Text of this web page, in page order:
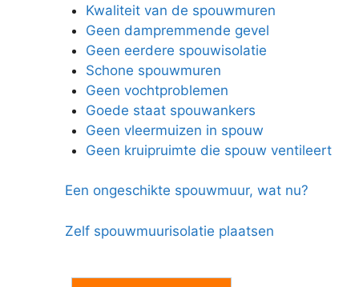
Kwaliteit van de spouwmuren
Geen dampremmende gevel
Geen eerdere spouwisolatie
Schone spouwmuren
Geen vochtproblemen
Goede staat spouwankers
Geen vleermuizen in spouw
Geen kruipruimte die spouw ventileert
Een ongeschikte spouwmuur, wat nu?
Zelf spouwmuurisolatie plaatsen